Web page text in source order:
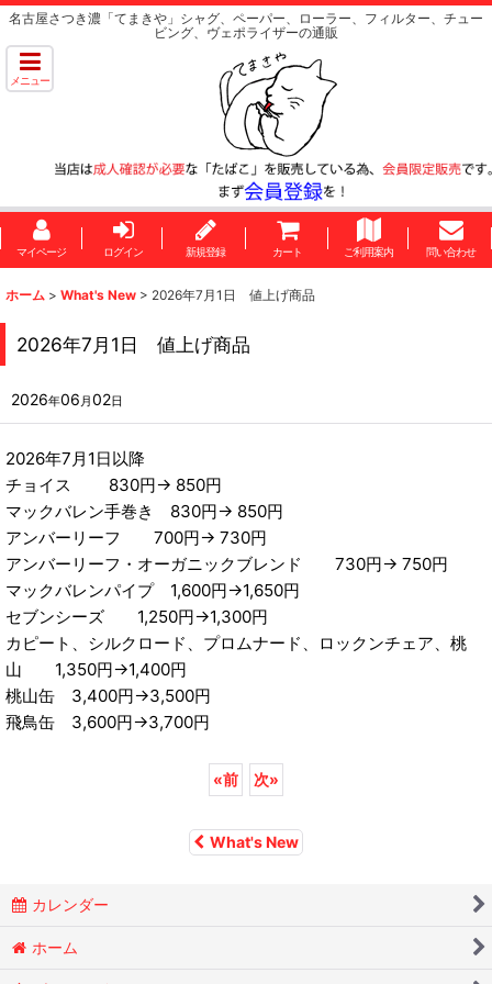
名古屋さつき濃「てまきや」シャグ、ペーパー、ローラー、フィルター、チュー
ビング、ヴェポライザーの通販
メニュー
マイページ ログイン 新規登録 カート ご利用案内 問い合わせ
ホーム > What's New > 2026年7月1日 値上げ商品
2026年7月1日 値上げ商品
2026年06 月 02日
2026年7月1日以降
チョイス 830円→ 850円
マックバレン手巻き 830円→ 850円
アンバーリーフ 700円→ 730円
アンバーリーフ・オーガニックブレンド 730円→ 750円
マックバレンパイプ 1,600円→1,650円
セブンシーズ 1,250円→1,300円
カピート、シルクロード、プロムナード、ロックンチェア、桃
山 1,350円→1,400円
桃山缶 3,400円→3,500円
飛鳥缶 3,600円→3,700円
«前 次»
What's New
カレンダー
ホーム